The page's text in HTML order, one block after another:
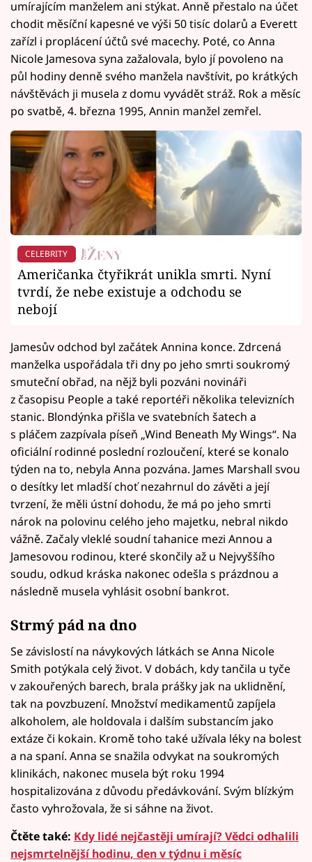
umírajícím manželem ani stýkat. Anně přestalo na účet
chodit měsíční kapesné ve výši 50 tisíc dolarů a Everett
zařízl i proplácení účtů své macechy. Poté, co Anna
Nicole Jamesova syna zažalovala, bylo jí povoleno na
půl hodiny denně svého manžela navštívit, po krátkých
návštěvách ji musela z domu vyvádět stráž. Rok a měsíc
po svatbě, 4. března 1995, Annin manžel zemřel.
CELEBRITY
Američanka čtyřikrát unikla smrti. Nyní
tvrdí, že nebe existuje a odchodu se
nebojí
Jamesův odchod byl začátek Annina konce. Zdrcená
manželka uspořádala tři dny po jeho smrti soukromý
smuteční obřad, na nějž byli pozváni novináři
z časopisu People a také reportéři několika televizních
stanic. Blondýnka přišla ve svatebních šatech a
s pláčem zazpívala píseň „Wind Beneath My Wings“. Na
oficiální rodinné poslední rozloučení, které se konalo
týden na to, nebyla Anna pozvána. James Marshall svou
o desítky let mladší choť nezahrnul do závěti a její
tvrzení, že měli ústní dohodu, že má po jeho smrti
nárok na polovinu celého jeho majetku, nebral nikdo
vážně. Začaly vleklé soudní tahanice mezi Annou a
Jamesovou rodinou, které skončily až u Nejvyššího
soudu, odkud kráska nakonec odešla s prázdnou a
následně musela vyhlásit osobní bankrot.
Strmý pád na dno
Se závislostí na návykových látkách se Anna Nicole
Smith potýkala celý život. V dobách, kdy tančila u tyče
v zakouřených barech, brala prášky jak na uklidnění,
tak na povzbuzení. Množství medikamentů zapíjela
alkoholem, ale holdovala i dalším substancím jako
extáze či kokain. Kromě toho také užívala léky na bolest
a na spaní. Anna se snažila odvykat na soukromých
klinikách, nakonec musela být roku 1994
hospitalizována z důvodu předávkování. Svým blízkým
často vyhrožovala, že si sáhne na život.
Čtěte také: Kdy lidé nejčastěji umírají? Vědci odhalili
nejsmrtelnější hodinu, den v týdnu i měsíc